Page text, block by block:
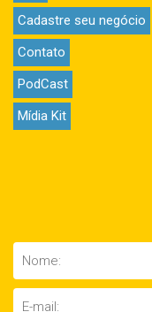
Cadastre seu negócio
Contato
PodCast
Mídia Kit